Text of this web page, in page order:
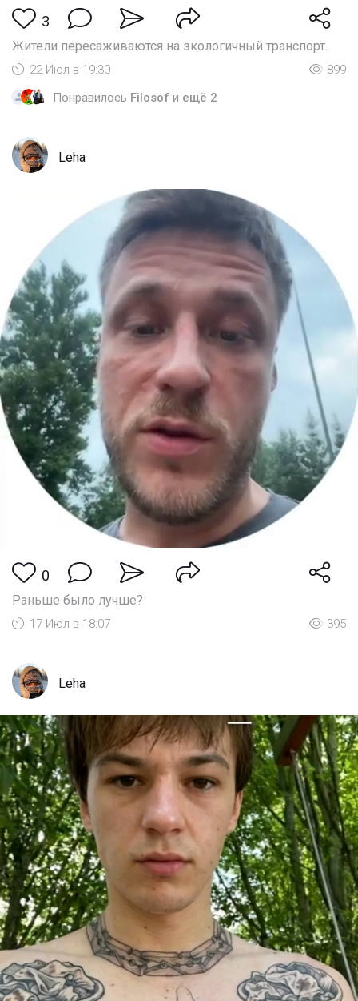
3
Жители пересаживаются на экологичный транспорт.
22 Июл в 19:30
899
Понравилось Filosof и ещё 2
Leha
0
Раньше было лучше?
17 Июл в 18:07 395
Leha